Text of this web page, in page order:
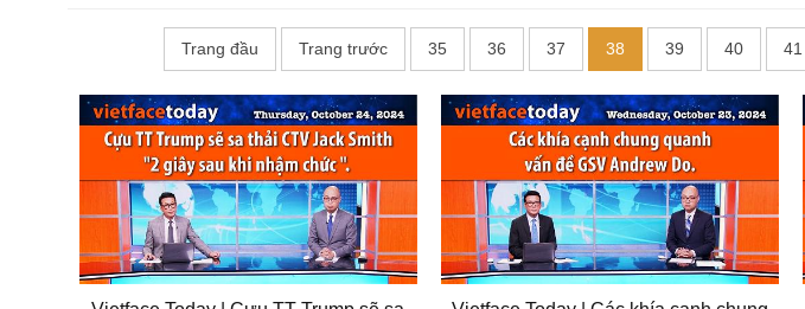
Trang đầu Trang trước 35 36 37 38 39 40 41